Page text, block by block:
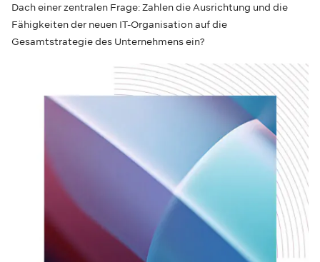
Dach einer zentralen Frage: Zahlen die Ausrichtung und die
Fähigkeiten der neuen IT-Organisation auf die
Gesamtstrategie des Unternehmens ein?